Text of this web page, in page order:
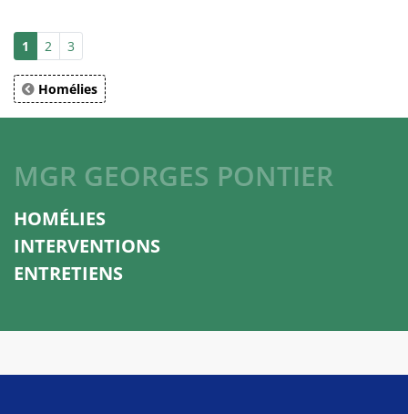
1 2 3
Homélies
MGR GEORGES PONTIER
HOMÉLIES
INTERVENTIONS
ENTRETIENS